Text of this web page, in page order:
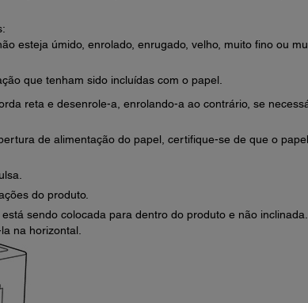
esteja úmido, enrolado, enrugado, velho, muito fino ou
que tenham sido incluídas com o papel.
reta e desenrole-a, enrolando-a ao contrário, se
de alimentação do papel, certifique-se de que o papel
do produto.
sendo colocada para dentro do produto e não inclinada.
na horizontal.